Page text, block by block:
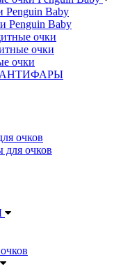
Penguin Baby
Penguin Baby
очки
очки
очки
АНТИФАРЫ
очков
для очков